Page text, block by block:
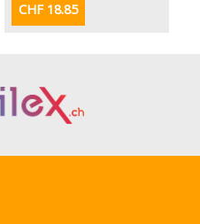
CHF 18.85